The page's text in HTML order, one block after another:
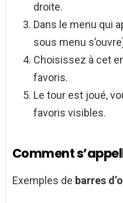
droite.
Dans le menu qui
sous menu
Choisissez à cet
favoris.
Le tour est joué,
favoris visibles.
Comment
Exemples de barres